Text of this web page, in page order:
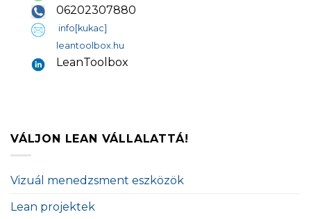
06202307880
info[kukac]
leantoolbox.hu
LeanToolbox
VÁLJON LEAN VÁLLALATTÁ!
Vizuál menedzsment eszközök
Lean projektek